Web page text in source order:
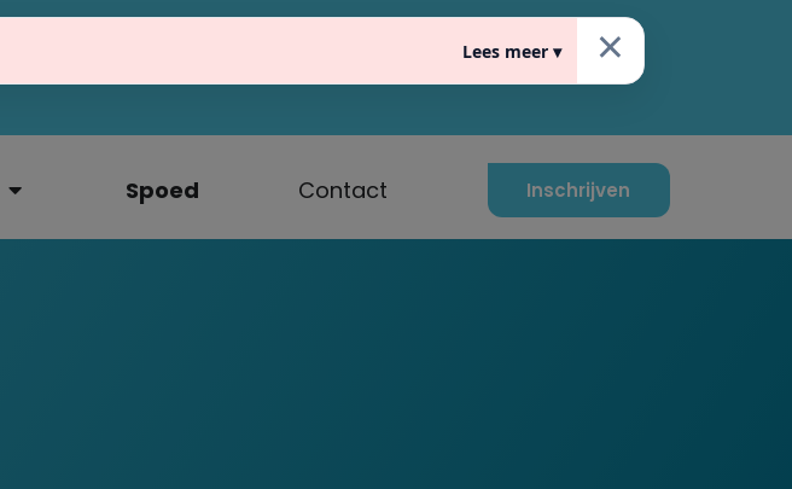
×
Lees meer ▾
Spoed Contact Inschrijven